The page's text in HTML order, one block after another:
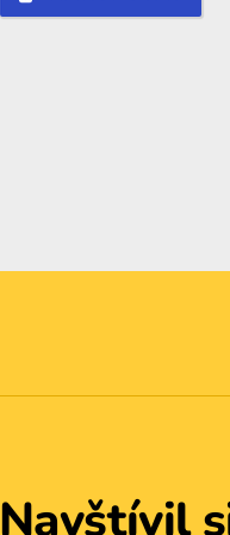
Navštívil